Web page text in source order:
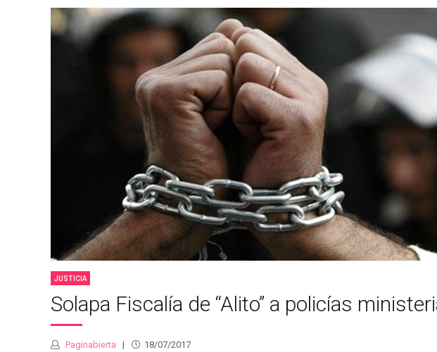
JUSTICIA
Solapa Fiscalía de “Alito” a policías
Paginabierta 18/07/2017